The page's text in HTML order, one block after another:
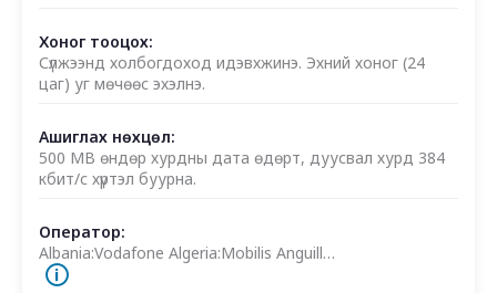
Хоног тооцох:
Сүлжээнд холбогдоход идэвхжинэ. Эхний хоног (24
цаг) уг мөчөөс эхэлнэ.
Ашиглах нөхцөл:
500 MB өндөр хурдны дата өдөрт, дуусвал хурд 384
кбит/с хүртэл буурна.
Оператор:
Albania:Vodafone Algeria:Mobilis Anguill…
🛈